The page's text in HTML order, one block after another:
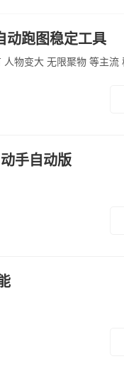
动跑图稳定工具
有 人物变大 无限聚物 等主
手自动版